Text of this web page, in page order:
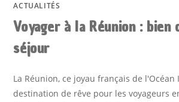
ACTUALITÉS
Voyager à la Réunion : bien
séjour
La Réunion, ce joyau français de l'Océan
destination de rêve pour les voyageurs